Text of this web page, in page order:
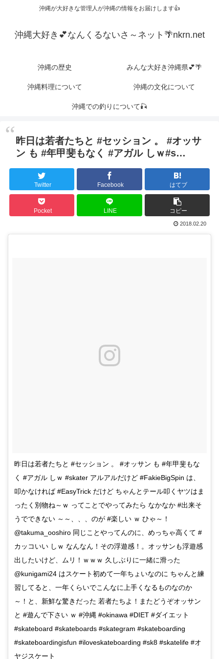
沖縄が大好きな管理人が沖縄の情報をお届けします👍
沖縄大好き💕なんくるないさ～ネット🌴nkrn.net
沖縄の歴史 みんな大好き沖縄県💕🌴
沖縄料理について 沖縄の文化について
沖縄での釣りについて🎣
昨日は若者たちと #セッション 。 #オッサ
ン も #年甲斐もなく #アガル しｗ#s…
Twitter Facebook はてブ
Pocket LINE コピー
2018.02.20
昨日は若者たちと #セッション 。 #オッサン も #年甲斐もな
く #アガル しｗ #skater アルアルだけど #FakieBigSpin は、
叩かなければ #EasyTrick だけど ちゃんとテール叩くヤツはま
ったく別物ね～ｗ ってことでやってみたら なかなか #出来そ
うでできない ～～、、、のが #楽しい ｗ ひゃ～！
@takuma_ooshiro 同じことやってんのに、めっちゃ高くて #
カッコいい しｗ なんなん！その浮遊感！。オッサンも浮遊感
出したいけど、ムリ！ｗｗｗ 久しぶりに一緒に滑った
@kunigami24 はスケート初めて一年ちょいなのに ちゃんと練
習してると、一年くらいでこんなに上手くなるものなのか
～！と、新鮮な驚きだった 若者たちよ！またどうぞオッサン
と #遊んで下さい ｗ #沖縄 #okinawa #DIET #ダイエット
#skateboard #skateboards #skategram #skateboarding
#skateboardingisfun #iloveskateboarding #sk8 #skatelife #オ
ヤジスケート